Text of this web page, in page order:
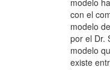
modelo
con el
modelo
por el Dr.
modelo
existe